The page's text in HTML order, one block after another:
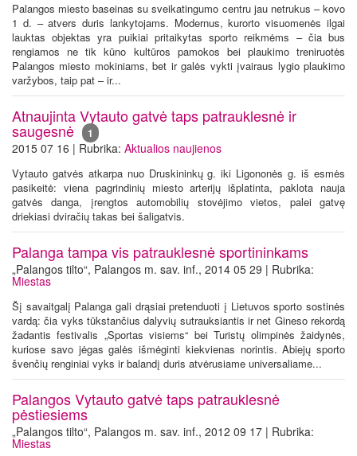
Palangos miesto baseinas su sveikatingumo centru jau netrukus – kovo
1 d. – atvers duris lankytojams. Modernus, kurorto visuomenės ilgai
lauktas objektas yra puikiai pritaikytas sporto reikmėms – čia bus
rengiamos ne tik kūno kultūros pamokos bei plaukimo treniruotės
Palangos miesto mokiniams, bet ir galės vykti įvairaus lygio plaukimo
varžybos, taip pat – ir...
Atnaujinta Vytauto gatvė taps patrauklesnė ir
saugesnė 1
2015 07 16 | Rubrika: Aktualios naujienos
Vytauto gatvės atkarpa nuo Druskininkų g. iki Ligononės g. iš esmės
pasikeitė: viena pagrindinių miesto arterijų išplatinta, paklota nauja
gatvės danga, įrengtos automobilių stovėjimo vietos, palei gatvę
driekiasi dviračių takas bei šaligatvis.
Palanga tampa vis patrauklesnė sportininkams
„Palangos tilto“, Palangos m. sav. inf., 2014 05 29 | Rubrika:
Miestas
Šį savaitgalį Palanga gali drąsiai pretenduoti į Lietuvos sporto sostinės
vardą: čia vyks tūkstančius dalyvių sutrauksiantis ir net Gineso rekordą
žadantis festivalis „Sportas visiems“ bei Turistų olimpinės žaidynės,
kuriose savo jėgas galės išmėginti kiekvienas norintis. Abiejų sporto
švenčių renginiai vyks ir balandį duris atvėrusiame universaliame...
Palangos Vytauto gatvė taps patrauklesnė
pėstiesiems
„Palangos tilto“, Palangos m. sav. inf., 2012 09 17 | Rubrika:
Miestas